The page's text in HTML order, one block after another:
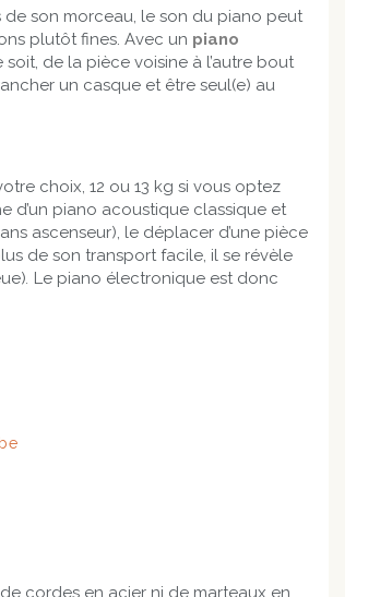
son morceau, le son du piano peut
plutôt fines. Avec un piano
de la pièce voisine à l’autre bout
un casque et être seul(e) au
choix, 12 ou 13 kg si vous optez
d’un piano acoustique classique et
ascenseur), le déplacer d’une pièce
de son transport facile, il se révèle
. Le piano électronique est donc